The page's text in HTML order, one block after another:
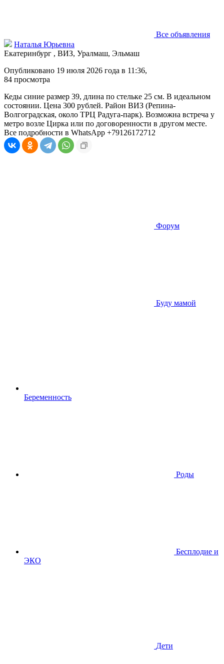
Все объявления
Наталья Юрьевна
Екатеринбург , ВИЗ, Уралмаш, Эльмаш
Опубликовано 19 июля 2026 года в 11:36,
84 просмотра
Кеды синие размер 39, длина по стельке 25 см. В идеальном
состоянии. Цена 300 рублей. Район ВИЗ (Репина-
Волгоградская, около ТРЦ Радуга-парк). Возможна встреча у
метро возле Цирка или по договоренности в другом месте.
Все подробности в WhatsApp +79126172712
Форум
Буду мамой
Беременность
Роды
Бесплодие и
ЭКО
Дети